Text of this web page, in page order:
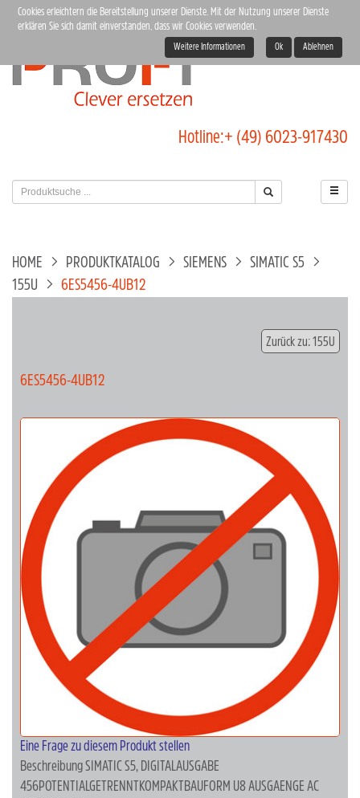
Hotline:+ (49) 6023-917430
HOME PRODUKTKATALOG SIEMENS
SIMATIC S5
155U
6ES5456-4UB12
Zurück zu: 155U
6ES5456-4UB12
Eine Frage zu diesem Produkt stellen
BeschreibungSIMATIC S5, DIGITALAUSGABE
456POTENTIALGETRENNTKOMPAKTBAUFORM U8 AUSGAENGE AC
Cookies erleichtern die Bereitstellung unserer Dienste. Mit der Nutzung unserer Dienste
erklären Sie sich damit einverstanden, dass wir Cookies verwenden.
Weitere Informationen Ok Ablehnen